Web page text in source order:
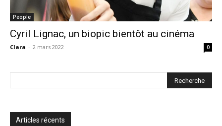
People
Cyril Lignac, un biopic bientôt au cinéma
Clara - 2 mars 2022 0
Articles récents